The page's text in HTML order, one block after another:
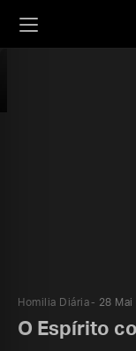
Homilia Diária 28 Mai
O Espírito